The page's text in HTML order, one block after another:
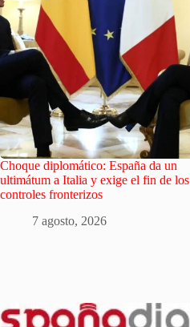
Choque diplomático: España da un
ultimátum a Italia y exige el fin de los
controles fronterizos
7 agosto, 2026